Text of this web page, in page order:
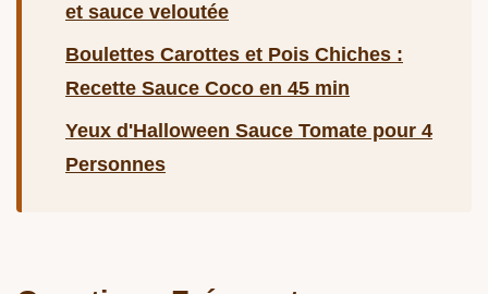
et sauce veloutée
Boulettes Carottes et Pois Chiches :
Recette Sauce Coco en 45 min
Yeux d'Halloween Sauce Tomate pour 4
Personnes